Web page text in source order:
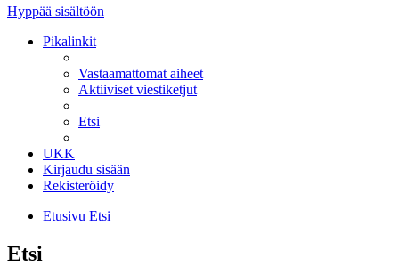
Hyppää sisältöön
Pikalinkit
Vastaamattomat aiheet
Aktiiviset viestiketjut
Etsi
UKK
Kirjaudu sisään
Rekisteröidy
Etusivu Etsi
Etsi